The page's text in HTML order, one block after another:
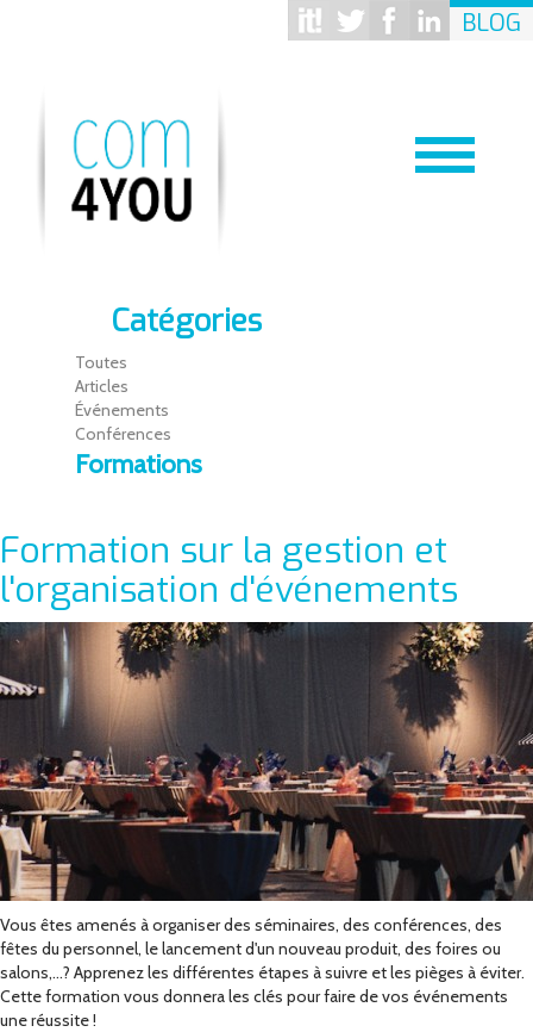
BLOG
Catégories
Toutes
Articles
Événements
Conférences
Formations
Formation sur la gestion et
l'organisation d'événements
Vous êtes amenés à organiser des séminaires, des conférences, des
fêtes du personnel, le lancement d'un nouveau produit, des foires ou
salons,...? Apprenez les différentes étapes à suivre et les pièges à éviter.
Cette formation vous donnera les clés pour faire de vos événements
une réussite !